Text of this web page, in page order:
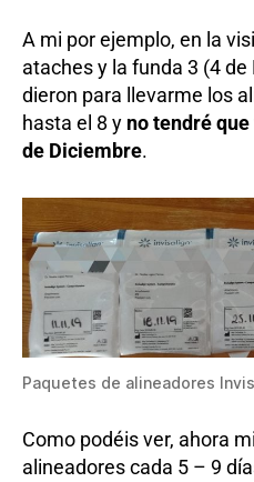
A mi por ejemplo, en la
ataches y la funda 3 (4
dieron para llevarme los
hasta el 8 y no tendré
de Diciembre.
Paquetes de alineadores
Como podéis ver, ahora
alineadores cada 5 – 9